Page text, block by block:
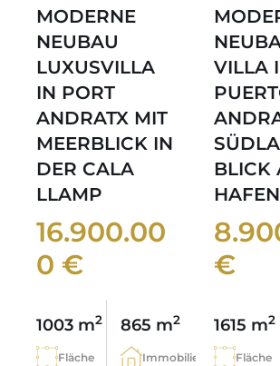
MODERNE
NEUBAU
LUXUSVILLA
IN PORT
ANDRATX MIT
MEERBLICK IN
DER CALA
LLAMP
16.900.00
0 €
1003 m2
Fläche
865 m2
Immobilie
VILLA
BLICK
HAFEN
€
1615 m2
Fläche